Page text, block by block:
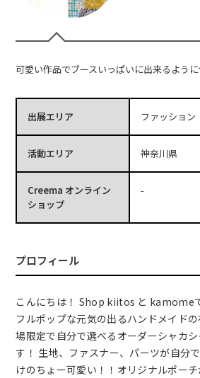
可愛い作品でブースいっぱいに出来るよう
出展エリア ファッション
活動エリア 神奈川県
Creema オンライン
ショップ
-
プロフィール
こんにちは！ Shop kiitos と kamome
フルポップな元気の出るハンドメイド
場限定で自分で選べるオーダーシャカ
す！ 生地、ファスナー、パーツが自分
けのちょー可愛い！！オリジナルポーチ